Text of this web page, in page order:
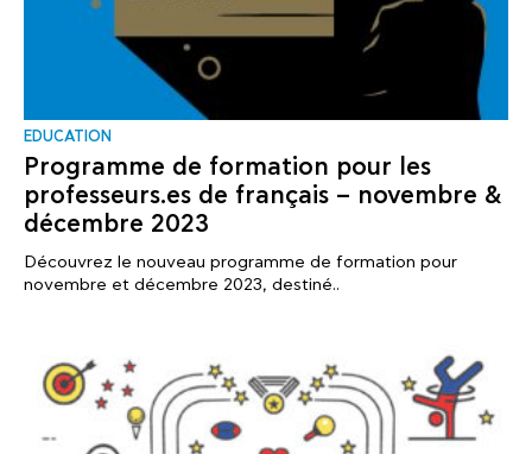
EDUCATION
Programme de formation pour les
professeurs.es de français – novembre &
décembre 2023
Découvrez le nouveau programme de formation pour
novembre et décembre 2023, destiné..